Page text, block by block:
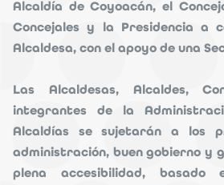
Alcaldía de Coyoacán, el
Concejales y la Presidencia a
Alcaldesa, con el apoyo de una
Las Alcaldesas, Alcaldes,
integrantes de la
Alcaldías se sujetarán a los
administración, buen gobierno y
plena accesibilidad, basado